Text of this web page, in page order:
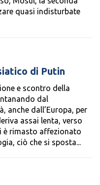
quasi indisturbate
di Putin
e scontro della
dal
anche dall’Europa, per
assai lenta, verso
è rimasto affezionato
ciò che si sposta...